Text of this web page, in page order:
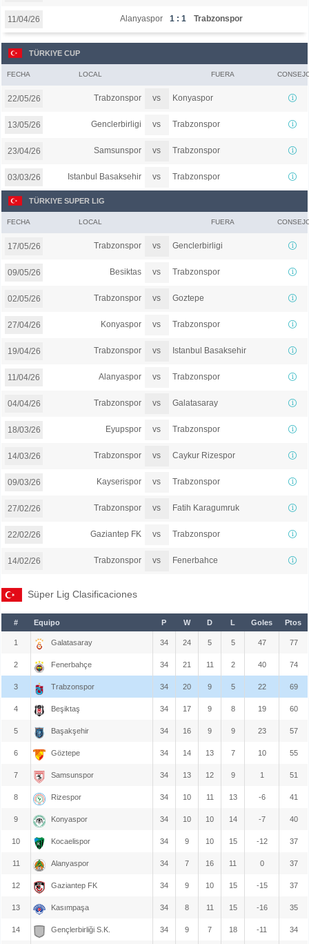
11/04/26 Alanyaspor 1 : 1 Trabzonspor
TÜRKIYE CUP
FECHA LOCAL FUERA
22/05/26 Trabzonspor vs Konyaspor
13/05/26 Genclerbirligi vs Trabzonspor
23/04/26 Samsunspor vs Trabzonspor
03/03/26 Istanbul Basaksehir vs Trabzonspor
TÜRKIYE SUPER LIG
FECHA LOCAL FUERA
17/05/26 Trabzonspor vs Genclerbirligi
09/05/26 Besiktas vs Trabzonspor
02/05/26 Trabzonspor vs Goztepe
27/04/26 Konyaspor vs Trabzonspor
19/04/26 Trabzonspor vs Istanbul Basaksehir
11/04/26 Alanyaspor vs Trabzonspor
04/04/26 Trabzonspor vs Galatasaray
18/03/26 Eyupspor vs Trabzonspor
14/03/26 Trabzonspor vs Caykur Rizespor
09/03/26 Kayserispor vs Trabzonspor
27/02/26 Trabzonspor vs Fatih Karagumruk
22/02/26 Gaziantep FK vs Trabzonspor
14/02/26 Trabzonspor vs Fenerbahce
Süper Lig Clasificaciones
# Equipo P W D L Goles Ptos
1 Galatasaray 34 24 5 5 47 77
2 Fenerbahçe 34 21 11 2 40 74
3 Trabzonspor 34 20 9 5 22 69
4 Beşiktaş 34 17 9 8 19 60
5 Başakşehir 34 16 9 9 23 57
6 Göztepe 34 14 13 7 10 55
7 Samsunspor 34 13 12 9 1 51
8 Rizespor 34 10 11 13 -6 41
9 Konyaspor 34 10 10 14 -7 40
10 Kocaelispor 34 9 10 15 -12 37
11 Alanyaspor 34 7 16 11 0 37
12 Gaziantep FK 34 9 10 15 -15 37
13 Kasımpaşa 34 8 11 15 -16 35
14 Gençlerbirliği S.K. 34 9 7 18 -11 34